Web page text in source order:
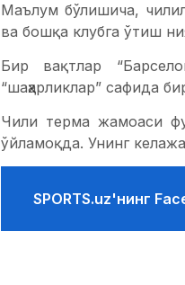
Маълум бўлишича,
ва бошқа клубга ўтиш
Бир вақтлар
“шаҳарликлар” сафида
Чили терма жамоаси
ўйламоқда. Унинг
SPORTS.uz'нинг